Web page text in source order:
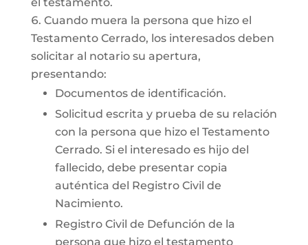
Cuando muera la persona que hizo el
Testamento Cerrado, los interesados deben
solicitar al notario su apertura,
presentando:
Documentos de identificación.
Solicitud escrita y prueba de su relación
con la persona que hizo el Testamento
Cerrado. Si el interesado es hijo del
fallecido, debe presentar copia
auténtica del Registro Civil de
Nacimiento.
Registro Civil de Defunción de la
persona que hizo el testamento